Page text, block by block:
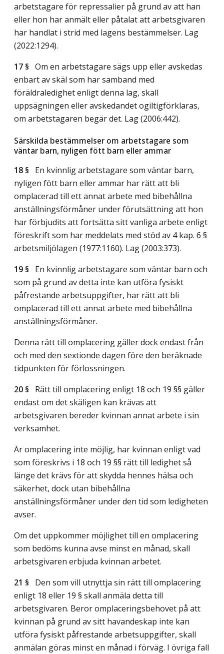
arbetstagare för repressalier på grund av att han
eller hon har anmält eller påtalat att arbetsgivaren
har handlat i strid med lagens bestämmelser. Lag
(2022:1294).
17 § Om en arbetstagare sägs upp eller avskedas
enbart av skäl som har samband med
föräldraledighet enligt denna lag, skall
uppsägningen eller avskedandet ogiltigförklaras,
om arbetstagaren begär det. Lag (2006:442).
Särskilda bestämmelser om arbetstagare som
väntar barn, nyligen fött barn eller ammar
18 § En kvinnlig arbetstagare som väntar barn,
nyligen fött barn eller ammar har rätt att bli
omplacerad till ett annat arbete med bibehållna
anställningsförmåner under förutsättning att hon
har förbjudits att fortsätta sitt vanliga arbete enligt
föreskrift som har meddelats med stöd av 4 kap. 6 §
arbetsmiljölagen (1977:1160). Lag (2003:373).
19 § En kvinnlig arbetstagare som väntar barn och
som på grund av detta inte kan utföra fysiskt
påfrestande arbetsuppgifter, har rätt att bli
omplacerad till ett annat arbete med bibehållna
anställningsförmåner.
Denna rätt till omplacering gäller dock endast från
och med den sextionde dagen före den beräknade
tidpunkten för förlossningen.
20 § Rätt till omplacering enligt 18 och 19 §§ gäller
endast om det skäligen kan krävas att
arbetsgivaren bereder kvinnan annat arbete i sin
verksamhet.
Är omplacering inte möjlig, har kvinnan enligt vad
som föreskrivs i 18 och 19 §§ rätt till ledighet så
länge det krävs för att skydda hennes hälsa och
säkerhet, dock utan bibehållna
anställningsförmåner under den tid som ledigheten
avser.
Om det uppkommer möjlighet till en omplacering
som bedöms kunna avse minst en månad, skall
arbetsgivaren erbjuda kvinnan arbetet.
21 § Den som vill utnyttja sin rätt till omplacering
enligt 18 eller 19 § skall anmäla detta till
arbetsgivaren. Beror omplaceringsbehovet på att
kvinnan på grund av sitt havandeskap inte kan
utföra fysiskt påfrestande arbetsuppgifter, skall
anmälan göras minst en månad i förväg. I övriga fall